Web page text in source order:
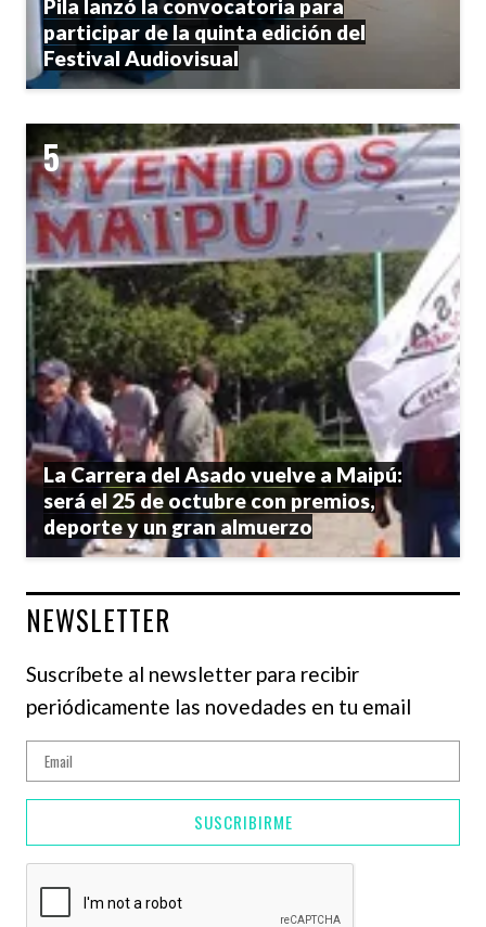
Pila lanzó la convocatoria para
participar de la quinta edición del
Festival Audiovisual
La Carrera del Asado vuelve a Maipú:
será el 25 de octubre con premios,
deporte y un gran almuerzo
NEWSLETTER
Suscríbete al newsletter para recibir
periódicamente las novedades en tu email
SUSCRIBIRME